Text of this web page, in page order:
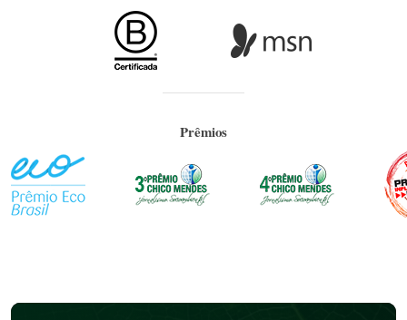
Prêmios